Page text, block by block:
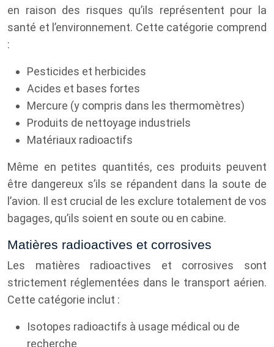
en raison des risques qu’ils représentent pour la
santé et l’environnement. Cette catégorie comprend
:
Pesticides et herbicides
Acides et bases fortes
Mercure (y compris dans les thermomètres)
Produits de nettoyage industriels
Matériaux radioactifs
Même en petites quantités, ces produits peuvent
être dangereux s’ils se répandent dans la soute de
l’avion. Il est crucial de les exclure totalement de vos
bagages, qu’ils soient en soute ou en cabine.
Matières radioactives et corrosives
Les matières radioactives et corrosives sont
strictement réglementées dans le transport aérien.
Cette catégorie inclut :
Isotopes radioactifs à usage médical ou de
recherche